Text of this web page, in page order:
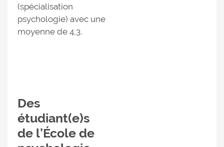
(spécialisation
psychologie) avec une
moyenne de 4,3.
Des
étudiant(e)s
de l’École de